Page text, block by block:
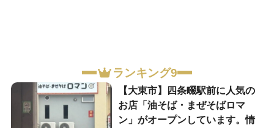
ランキング9
【大東市】四条畷駅前に人気の
お店「油そば・まぜそばロマ
ン」がオープンしています。情